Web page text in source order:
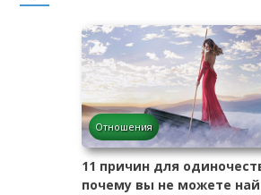
Отношения
11 причин для
почему вы не можете